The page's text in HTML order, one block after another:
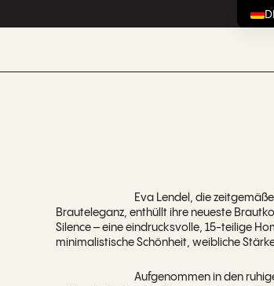
Eva Lendel, die
Brauteleganz, enthüllt ihre neueste
Silence – eine eindrucksvolle, 15-teilige
minimalistische Schönheit, weibliche
Aufgenommen in den